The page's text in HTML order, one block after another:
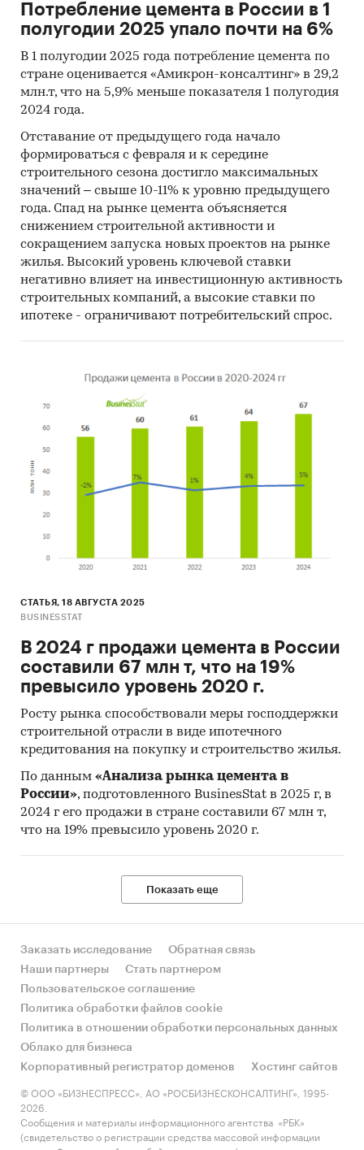
Потребление цемента в России в 1
полугодии 2025 упало почти на 6%
В 1 полугодии 2025 года потребление цемента по
стране оценивается «Амикрон-консалтинг» в 29,2
млн.т, что на 5,9% меньше показателя 1 полугодия
2024 года.
Отставание от предыдущего года начало
формироваться с февраля и к середине
строительного сезона достигло максимальных
значений – свыше 10-11% к уровню предыдущего
года. Спад на рынке цемента объясняется
снижением строительной активности и
сокращением запуска новых проектов на рынке
жилья. Высокий уровень ключевой ставки
негативно влияет на инвестиционную активность
строительных компаний, а высокие ставки по
ипотеке - ограничивают потребительский спрос.
СТАТЬЯ, 18 АВГУСТА 2025
BUSINESSTAT
В 2024 г продажи цемента в России
составили 67 млн т, что на 19%
превысило уровень 2020 г.
Росту рынка способствовали меры господдержки
строительной отрасли в виде ипотечного
кредитования на покупку и строительство жилья.
По данным «Анализа рынка цемента в
России», подготовленного BusinesStat в 2025 г, в
2024 г его продажи в стране составили 67 млн т,
что на 19% превысило уровень 2020 г.
Показать еще
Заказать исследование
Обратная связь
Наши партнеры
Стать партнером
Пользовательское соглашение
Политика обработки файлов cookie
Политика в отношении обработки персональных данных
Облако для бизнеса
Корпоративный регистратор доменов
Хостинг сайтов
© ООО «БИЗНЕСПРЕСС», АО «РОСБИЗНЕСКОНСАЛТИНГ», 1995-
2026.
Сообщения и материалы информационного агентства «РБК»
(свидетельство о регистрации средства массовой информации